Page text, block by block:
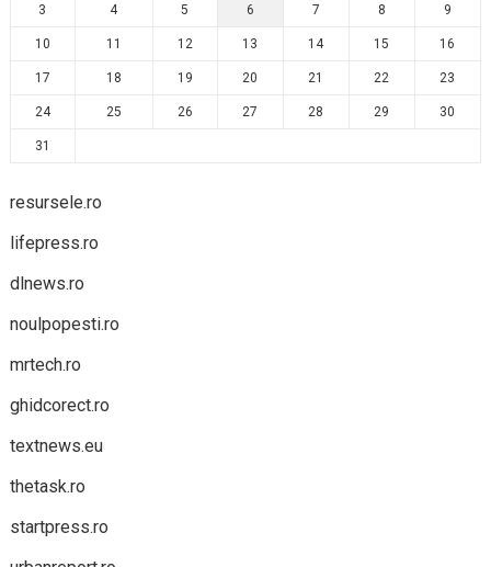
3 4 5 6 7 8 9
10 11 12 13 14 15 16
17 18 19 20 21 22 23
24 25 26 27 28 29 30
31
resursele.ro
lifepress.ro
dlnews.ro
noulpopesti.ro
mrtech.ro
ghidcorect.ro
textnews.eu
thetask.ro
startpress.ro